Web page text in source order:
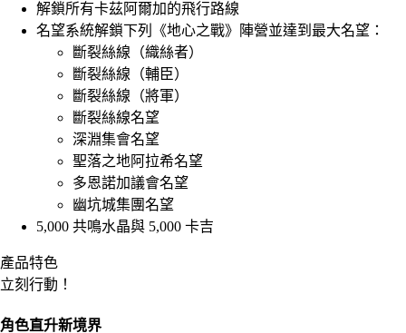
解鎖所有卡茲阿爾加的飛行路線
名望系統解鎖下列《地心之戰》陣營並達到最大名望：
斷裂絲線（織絲者）
斷裂絲線（輔臣）
斷裂絲線（將軍）
斷裂絲線名望
深淵集會名望
聖落之地阿拉希名望
多恩諾加議會名望
幽坑城集團名望
5,000 共鳴水晶與 5,000 卡吉
產品特色
立刻行動！
角色直升新境界